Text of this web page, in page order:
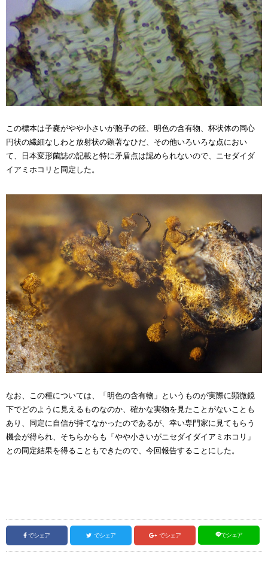
この標本は子嚢がやや小さいが胞子の径、明色の含有物、杯状体の同心
円状の繊細なしわと放射状の顕著なひだ、その他いろいろな点におい
て、日本変形菌誌の記載と特に矛盾点は認められないので、ニセダイダ
イアミホコリと同定した。
なお、この種については、「明色の含有物」というものが実際に顕微鏡
下でどのように見えるものなのか、確かな実物を見たことがないことも
あり、同定に自信が持てなかったのであるが、幸い専門家に見てもらう
機会が得られ、そちらからも「やや小さいがニセダイダイアミホコリ」
との同定結果を得ることもできたので、今回報告することにした。
でシェア でシェア でシェア でシェア